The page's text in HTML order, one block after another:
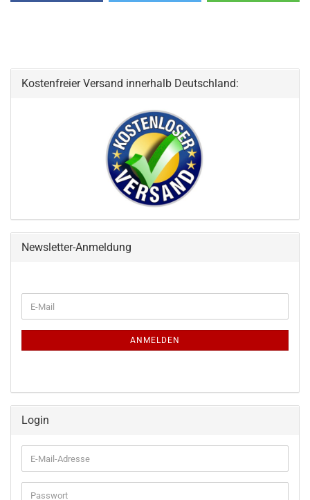
Kostenfreier Versand innerhalb Deutschland:
Newsletter-Anmeldung
ZUR
E-
Mail
ANMELDEN
Login
E-
Mail-
Adresse
Passwort